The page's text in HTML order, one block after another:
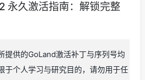
永久激活指南：解锁完整
提供的GoLand激活补丁与序列号均
于个人学习与研究目的，请勿用于任